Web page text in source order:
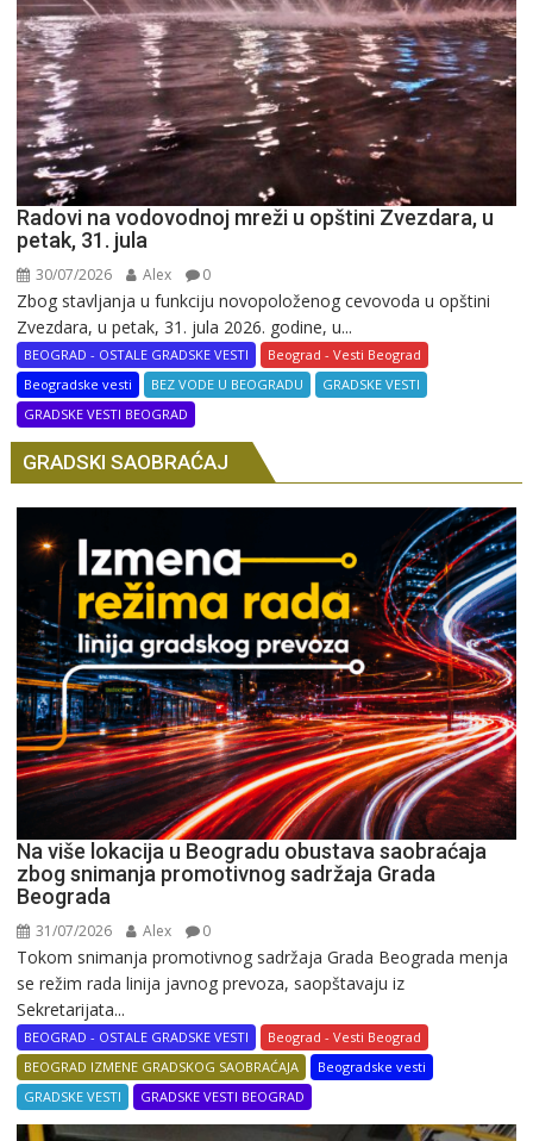
Radovi na vodovodnoj mreži u opštini Zvezdara, u
petak, 31. jula
30/07/2026 Alex 0
Zbog stavljanja u funkciju novopoloženog cevovoda u opštini
Zvezdara, u petak, 31. jula 2026. godine, u...
BEOGRAD - OSTALE GRADSKE VESTI
Beograd - Vesti Beograd
Beogradske vesti
BEZ VODE U BEOGRADU
GRADSKE VESTI
GRADSKE VESTI BEOGRAD
GRADSKI SAOBRAĆAJ
Na više lokacija u Beogradu obustava saobraćaja
zbog snimanja promotivnog sadržaja Grada
Beograda
31/07/2026 Alex 0
Tokom snimanja promotivnog sadržaja Grada Beograda menja
se režim rada linija javnog prevoza, saopštavaju iz
Sekretarijata...
BEOGRAD - OSTALE GRADSKE VESTI
Beograd - Vesti Beograd
BEOGRAD IZMENE GRADSKOG SAOBRAĆAJA
Beogradske vesti
GRADSKE VESTI
GRADSKE VESTI BEOGRAD